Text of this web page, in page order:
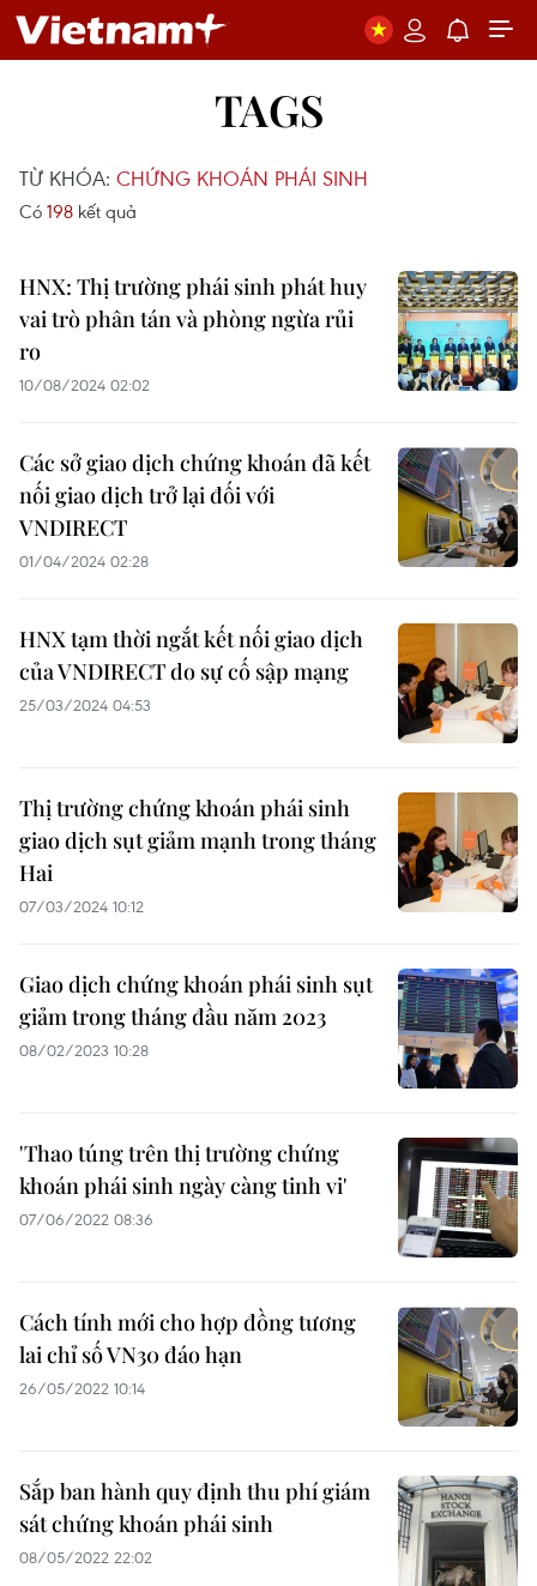
TAGS
TỪ KHÓA: CHỨNG KHOÁN PHÁI SINH
Có 198 kết quả
HNX: Thị trường phái sinh phát huy
vai trò phân tán và phòng ngừa rủi
ro
10/08/2024 02:02
Các sở giao dịch chứng khoán đã kết
nối giao dịch trở lại đối với
VNDIRECT
01/04/2024 02:28
HNX tạm thời ngắt kết nối giao dịch
của VNDIRECT do sự cố sập mạng
25/03/2024 04:53
Thị trường chứng khoán phái sinh
giao dịch sụt giảm mạnh trong tháng
Hai
07/03/2024 10:12
Giao dịch chứng khoán phái sinh sụt
giảm trong tháng đầu năm 2023
08/02/2023 10:28
'Thao túng trên thị trường chứng
khoán phái sinh ngày càng tinh vi'
07/06/2022 08:36
Cách tính mới cho hợp đồng tương
lai chỉ số VN30 đáo hạn
26/05/2022 10:14
Sắp ban hành quy định thu phí giám
sát chứng khoán phái sinh
08/05/2022 22:02